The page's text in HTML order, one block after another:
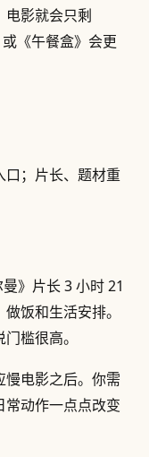
电影就会只剩
《午餐盒》会更
口；片长、题材重
》片长 3 小时 21
饭和生活安排。
槛很高。
慢电影之后。你需
动作一点点改变